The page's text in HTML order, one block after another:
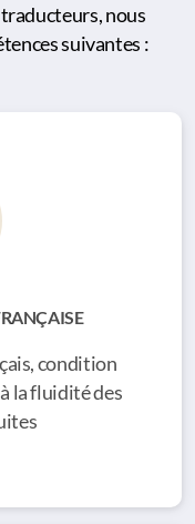
nous
suivantes :
condition
la fluidité des